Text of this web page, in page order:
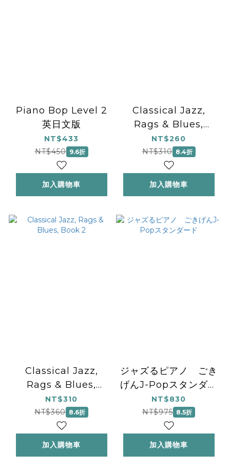
Piano Bop Level 2
英日文版
NT$433
NT$450 9.6折
加入購物車
Classical Jazz,
Rags & Blues,
Book 3
NT$260
NT$310 8.4折
加入購物車
Classical Jazz,
Rags & Blues,
Book 2
NT$310
NT$360 8.6折
加入購物車
ジャズるピアノ ごき
げんJ-Popスタンダー
ド
NT$830
NT$975 8.5折
加入購物車